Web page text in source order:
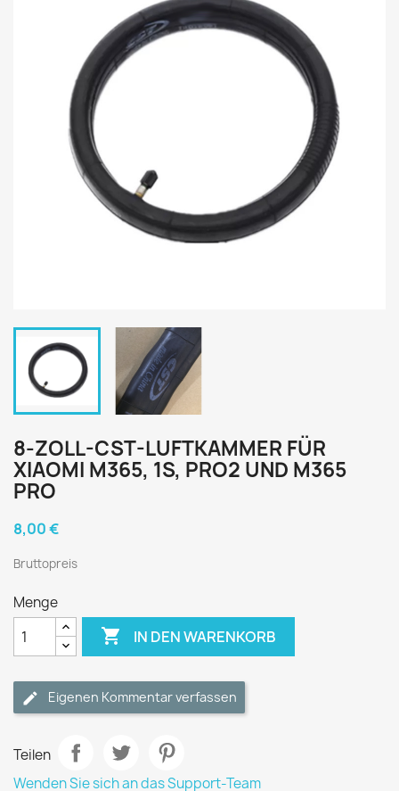
8-ZOLL-CST-LUFTKAMMER FÜR
XIAOMI M365, 1S, PRO2 UND M365
PRO
8,00 €
Bruttopreis
Menge
 IN DEN WARENKORB
Eigenen Kommentar verfassen
Teilen
Wenden Sie sich an das Support-Team